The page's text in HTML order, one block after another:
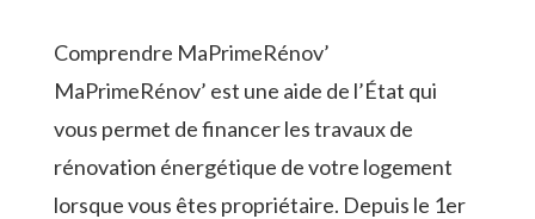
Comprendre MaPrimeRénov’
MaPrimeRénov’ est une aide de l’État qui
vous permet de financer les travaux de
rénovation énergétique de votre logement
lorsque vous êtes propriétaire. Depuis le 1er